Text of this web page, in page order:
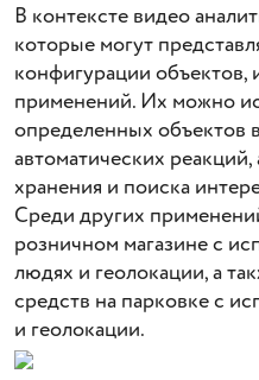
В контексте видео
которые могут
конфигурации объектов,
применений. Их можно
определенных объектов
автоматических
хранения и поиска
Среди других
розничном магазине с
людях и геолокации, а
средств на парковке с
и геолокации.